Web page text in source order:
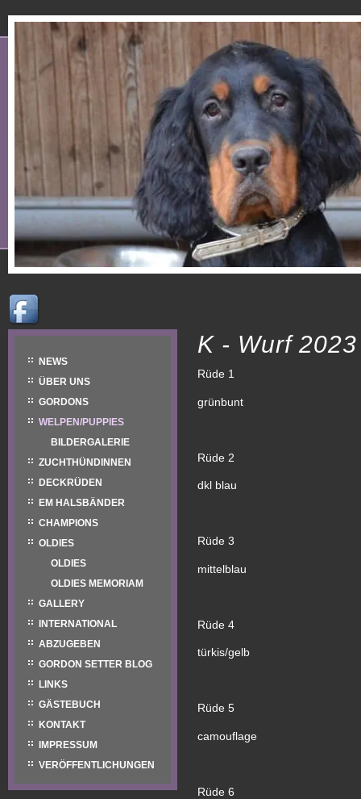
NEWS
ÜBER UNS
GORDONS
WELPEN/PUPPIES
BILDERGALERIE
ZUCHTHÜNDINNEN
DECKRÜDEN
EM HALSBÄNDER
CHAMPIONS
OLDIES
OLDIES
OLDIES MEMORIAM
GALLERY
INTERNATIONAL
ABZUGEBEN
GORDON SETTER BLOG
LINKS
GÄSTEBUCH
KONTAKT
IMPRESSUM
VERÖFFENTLICHUNGEN
K - Wurf 2023
Rüde 1
grünbunt
Rüde 2
dkl blau
Rüde 3
mittelblau
Rüde 4
türkis/gelb
Rüde 5
camouflage
Rüde 6